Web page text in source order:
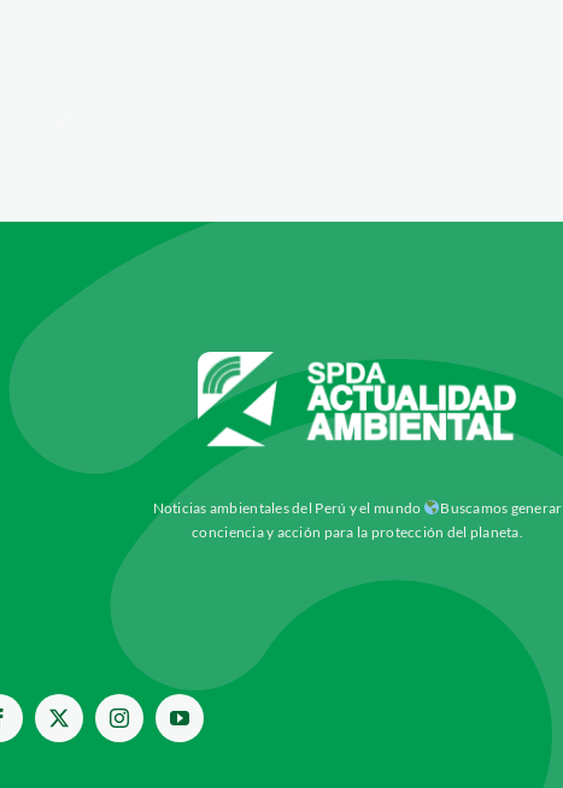
Noticias ambientales del Perú y el mundo
Buscamos generar
conciencia y acción para la protección del planeta.